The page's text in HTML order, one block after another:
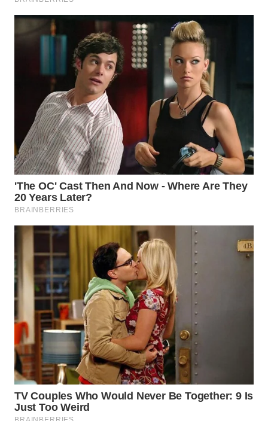
MALUKU
DAIRI
WN
DANAU
TOBA
WN
NIAS
LANGKAT
WN
TAPANULI
SELATAN
WN
TANJUNG
LESUNG
WN
KARO